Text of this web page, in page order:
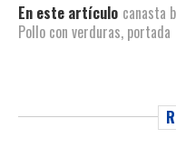
En este artículo canasta
Pollo con verduras, portada